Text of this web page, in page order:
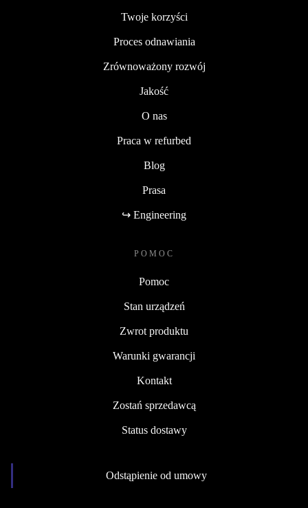
Twoje korzyści
Proces odnawiania
Zrównoważony rozwój
Jakość
O nas
Praca w refurbed
Blog
Prasa
↪ Engineering
POMOC
Pomoc
Stan urządzeń
Zwrot produktu
Warunki gwarancji
Kontakt
Zostań sprzedawcą
Status dostawy
Odstąpienie od umowy